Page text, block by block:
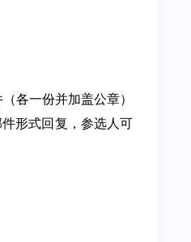
各一份并加盖公章）
形式回复，参选人可